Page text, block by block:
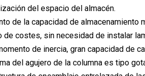
del espacio del almacén.
de la capacidad de almacenamiento
de costes, sin necesidad de instalar
de inercia, gran capacidad de
del agujero de la columna es tipo